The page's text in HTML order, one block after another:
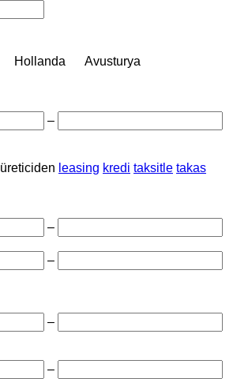
Hollanda
Avusturya
–
üreticiden leasing kredi taksitle takas
–
–
–
–